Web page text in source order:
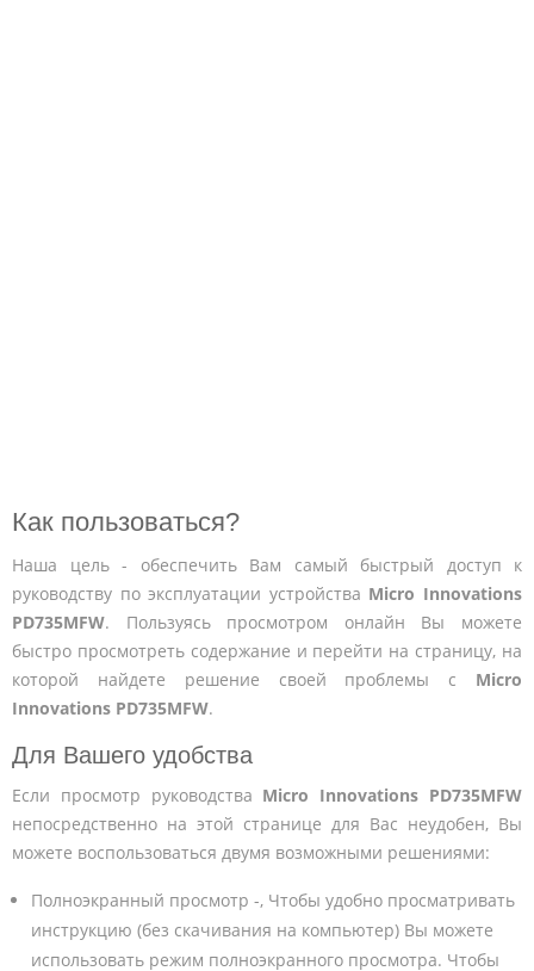
Как пользоваться?
Наша цель - обеспечить Вам самый быстрый доступ к
руководству по эксплуатации устройства Micro Innovations
PD735MFW. Пользуясь просмотром онлайн Вы можете
быстро просмотреть содержание и перейти на страницу, на
которой найдете решение своей проблемы с Micro
Innovations PD735MFW.
Для Вашего удобства
Если просмотр руководства Micro Innovations PD735MFW
непосредственно на этой странице для Вас неудобен, Вы
можете воспользоваться двумя возможными решениями:
Полноэкранный просмотр -, Чтобы удобно просматривать
инструкцию (без скачивания на компьютер) Вы можете
использовать режим полноэкранного просмотра. Чтобы